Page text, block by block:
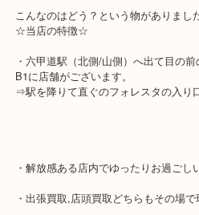
額面は問いません！事前にご連絡
も大丈夫！
また1枚からでも買取していますの
尚、一部のQUOカードやその他金
・六甲道駅（北側/山側）へ出て目
B1に店舗がございます。
⇒駅を降りて直ぐのフォレスタの入